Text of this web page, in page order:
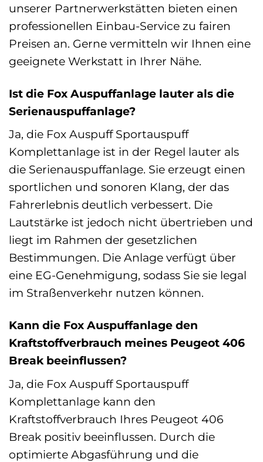
unserer Partnerwerkstätten bieten einen
professionellen Einbau-Service zu fairen
Preisen an. Gerne vermitteln wir Ihnen eine
geeignete Werkstatt in Ihrer Nähe.
Ist die Fox Auspuffanlage lauter als die
Serienauspuffanlage?
Ja, die Fox Auspuff Sportauspuff
Komplettanlage ist in der Regel lauter als
die Serienauspuffanlage. Sie erzeugt einen
sportlichen und sonoren Klang, der das
Fahrerlebnis deutlich verbessert. Die
Lautstärke ist jedoch nicht übertrieben und
liegt im Rahmen der gesetzlichen
Bestimmungen. Die Anlage verfügt über
eine EG-Genehmigung, sodass Sie sie legal
im Straßenverkehr nutzen können.
Kann die Fox Auspuffanlage den
Kraftstoffverbrauch meines Peugeot 406
Break beeinflussen?
Ja, die Fox Auspuff Sportauspuff
Komplettanlage kann den
Kraftstoffverbrauch Ihres Peugeot 406
Break positiv beeinflussen. Durch die
optimierte Abgasführung und die